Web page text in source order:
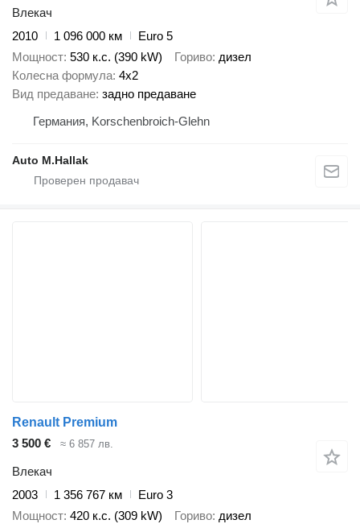
Влекач
2010
1 096 000 км
Euro 5
Мощност 530 к.с. (390 kW) Гориво дизел
Колесна формула 4x2
Вид предаване задно предаване
Германия, Korschenbroich-Glehn
Auto M.Hallak
Renault Premium
3 500 €
≈ 6 857 лв.
Влекач
2003
1 356 767 км
Euro 3
Мощност 420 к.с. (309 kW) Гориво дизел